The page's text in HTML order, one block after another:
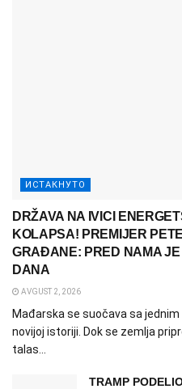
ИСТАКНУТО
DRŽAVA NA IVICI
KOLAPSA! PREMIJER
GRAĐANE: PRED NAMA
DANA
AVGUST 2, 2026
Mađarska se suočava sa
novijoj istoriji. Dok se zemlja
talas...
TRAMP